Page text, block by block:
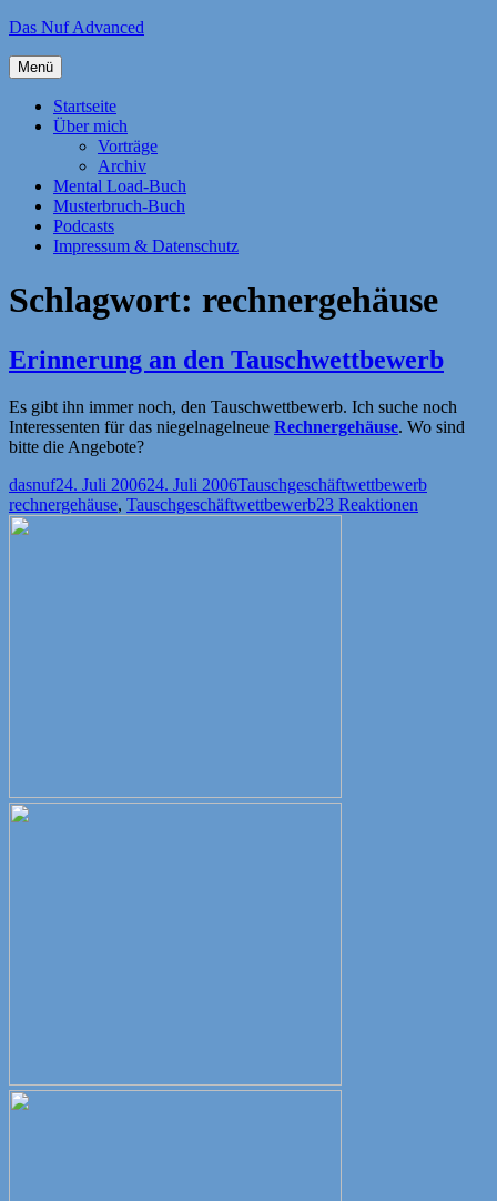
Zum
springen
Das Nuf Advanced
Menü
Startseite
Über mich
Vorträge
Archiv
Mental Load-Buch
Musterbruch-Buch
Podcasts
Impressum & Datenschutz
Schlagwort: rechnergehäuse
Erinnerung an den Tauschwettbewerb
Es gibt ihn immer noch, den Tauschwettbewerb. Ich suche noch
Interessenten für das niegelnagelneue Rechnergehäuse. Wo sind
bitte die Angebote?
Autor
dasnufVeröffentlicht
am
24. Juli 200624. Juli 2006Kategorien
Tauschgeschäftwettbewerb
rechnergehäuse, Tauschgeschäftwettbewerb23 Reaktionen